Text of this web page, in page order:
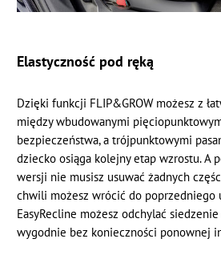
Elastyczność pod ręką
Dzięki funkcji FLIP&GROW możesz z
między wbudowanymi
bezpieczeństwa, a trójpunktowymi
dziecko osiąga kolejny etap wzrostu. A
wersji nie musisz usuwać żadnych
chwili możesz wrócić do poprzedniego
EasyRecline możesz odchylać
wygodnie bez konieczności ponownej